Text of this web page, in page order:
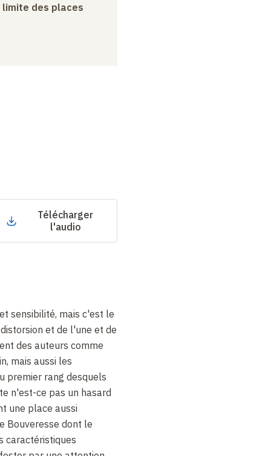
limite des places
Télécharger
l'audio
sensibilité, mais c'est le
et de l'une et de
des auteurs comme
mais aussi les
premier rang desquels
n'est-ce pas un hasard
une place aussi
Bouveresse dont le
caractéristiques